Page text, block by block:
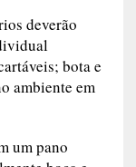
deverão
bota e
ambiente em
um pano